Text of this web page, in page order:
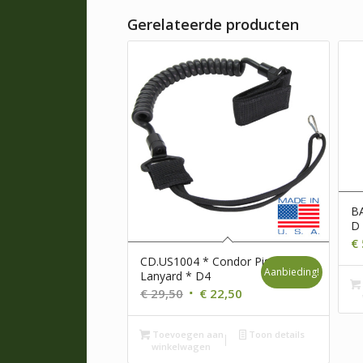
Gerelateerde producten
CD.US1004 * Condor Pistol
Lanyard * D4
€29,50 Oorspronkelijke
prijs
was:
€ 29,50.
€ 22,50 Huidige
prijs
is:
Aanbieding!
Toevoegen aan
winkelwagen
Toon details
D
€